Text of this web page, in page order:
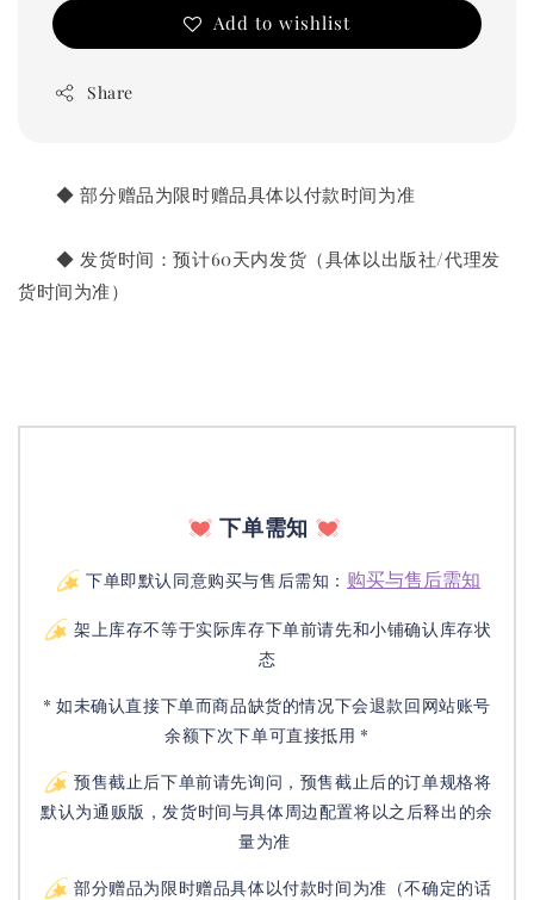
Add to wishlist
Share
◆ 部分赠品为限时赠品具体以付款时间为准
◆ 发货时间：预计60天内发货（具体以出版社/代理发
货时间为准）
下单需知
下单即默认同意购买与售后需知： 购买与售后需知
架上库存不等于实际库存下单前请先和小铺确认库存状
态
* 如未确认直接下单而商品缺货的情况下会退款回网站账号
余额下次下单可直接抵用 *
预售截止后下单前请先询问，预售截止后的订单规格将
默认为通贩版，发货时间与具体周边配置将以之后释出的余
量为准
部分赠品为限时赠品具体以付款时间为准（不确定的话